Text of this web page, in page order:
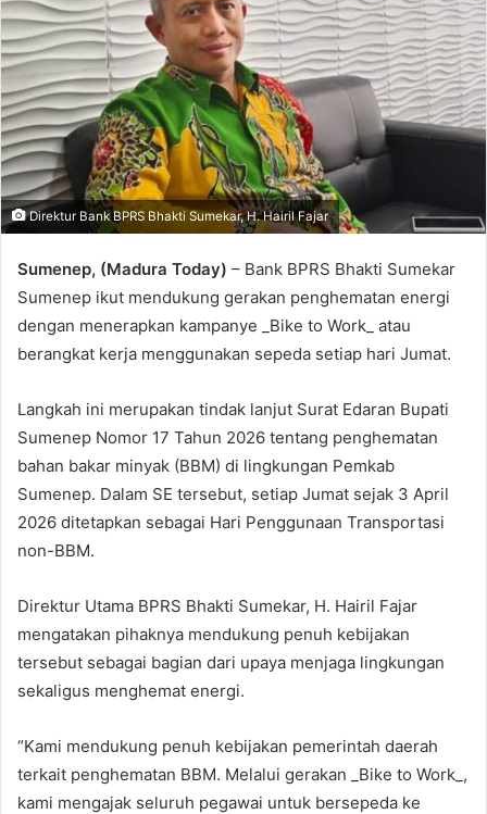
a
n
m
a
i
l
Direktur Bank BPRS Bhakti Sumekar, H. Hairil Fajar
Sumenep, (Madura Today) – Bank BPRS Bhakti Sumekar
Sumenep ikut mendukung gerakan penghematan energi
dengan menerapkan kampanye _Bike to Work_ atau
berangkat kerja menggunakan sepeda setiap hari Jumat.
Langkah ini merupakan tindak lanjut Surat Edaran Bupati
Sumenep Nomor 17 Tahun 2026 tentang penghematan
bahan bakar minyak (BBM) di lingkungan Pemkab
Sumenep. Dalam SE tersebut, setiap Jumat sejak 3 April
2026 ditetapkan sebagai Hari Penggunaan Transportasi
non-BBM.
Direktur Utama BPRS Bhakti Sumekar, H. Hairil Fajar
mengatakan pihaknya mendukung penuh kebijakan
tersebut sebagai bagian dari upaya menjaga lingkungan
sekaligus menghemat energi.
“Kami mendukung penuh kebijakan pemerintah daerah
terkait penghematan BBM. Melalui gerakan _Bike to Work_,
kami mengajak seluruh pegawai untuk bersepeda ke